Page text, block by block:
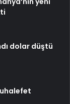
dolar düştü